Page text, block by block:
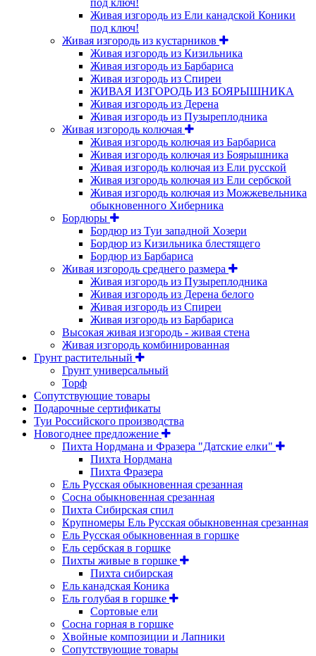
Живая изгородь из Ели канадской Коники
под ключ!
Живая изгородь из кустарников
Живая изгородь из Кизильника
Живая изгородь из Барбариса
Живая изгородь из Спиреи
ЖИВАЯ ИЗГОРОДЬ ИЗ БОЯРЫШНИКА
Живая изгородь из Дерена
Живая изгородь из Пузыреплодника
Живая изгородь колючая
Живая изгородь колючая из Барбариса
Живая изгородь колючая из Боярышника
Живая изгородь колючая из Ели русской
Живая изгородь колючая из Ели сербской
Живая изгородь колючая из Можжевельника
обыкновенного Хиберника
Бордюры
Бордюр из Туи западной Хозери
Бордюр из Кизильника блестящего
Бордюр из Барбариса
Живая изгородь среднего размера
Живая изгородь из Пузыреплодника
Живая изгородь из Дерена белого
Живая изгородь из Спиреи
Живая изгородь из Барбариса
Высокая живая изгородь - живая стена
Живая изгородь комбинированная
Грунт растительный
Грунт универсальный
Торф
Сопутствующие товары
Подарочные сертификаты
Туи Российского производства
Новогоднее предложение
Пихта Нордмана и Фразера "Датские елки"
Пихта Нордмана
Пихта Фразера
Ель Русская обыкновенная срезанная
Сосна обыкновенная срезанная
Пихта Сибирская спил
Крупномеры Ель Русская обыкновенная срезанная
Ель Русская обыкновенная в горшке
Ель сербская в горшке
Пихты живые в горшке
Пихта сибирская
Ель канадская Коника
Ель голубая в горшке
Сортовые ели
Сосна горная в горшке
Хвойные композиции и Лапники
Сопутствующие товары